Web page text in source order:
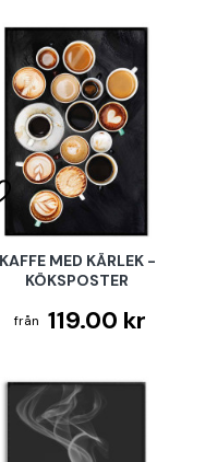
KAFFE MED KÄRLEK -
KÖKSPOSTER
119.00 kr